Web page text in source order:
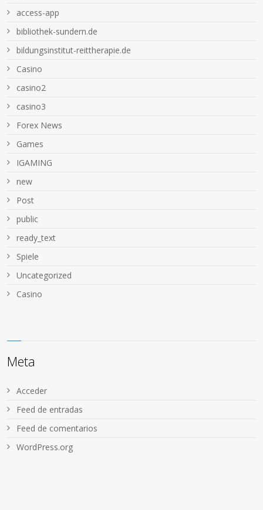
access-app
bibliothek-sundern.de
bildungsinstitut-reittherapie.de
Casino
casino2
casino3
Forex News
Games
IGAMING
new
Post
public
ready_text
Spiele
Uncategorized
Сasino
Meta
Acceder
Feed de entradas
Feed de comentarios
WordPress.org